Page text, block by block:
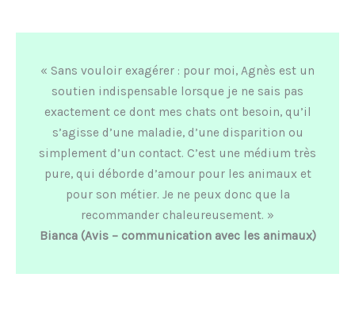
« Sans vouloir exagérer : pour moi, Agnès est un
soutien indispensable lorsque je ne sais pas
exactement ce dont mes chats ont besoin, qu’il
s’agisse d’une maladie, d’une disparition ou
simplement d’un contact. C’est une médium très
pure, qui déborde d’amour pour les animaux et
pour son métier. Je ne peux donc que la
recommander chaleureusement. »
Bianca (Avis – communication avec les animaux)